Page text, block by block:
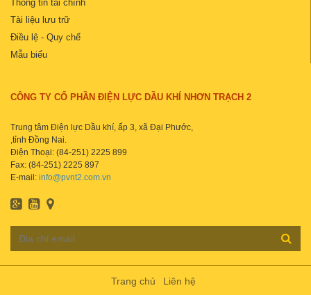
Thông tin tài chính
Tài liệu lưu trữ
Điều lệ - Quy chế
Mẫu biểu
CÔNG TY CỔ PHẦN ĐIỆN LỰC DẦU KHÍ NHƠN TRẠCH 2
Trung tâm Điện lực Dầu khí, ấp 3, xã Đại Phước,
,tỉnh Đồng Nai.
Điện Thoại: (84-251) 2225 899
Fax: (84-251) 2225 897
E-mail: info@pvnt2.com.vn
Trang chủ Liên hệ